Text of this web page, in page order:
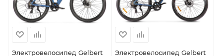
Электровелосипед Gelbert
Электровелосипед Gelbert